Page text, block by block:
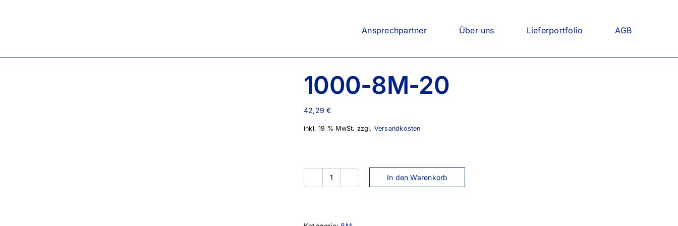
Ansprechpartner Über uns Lieferportfolio AGB
1000-8M-20
42,29€
inkl. 19 % MwSt. zzgl. Versandkosten
1000-
In den Warenkorb